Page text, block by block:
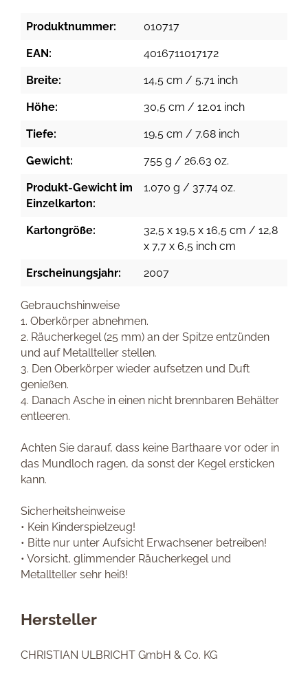
Produktnummer: 010717
EAN: 4016711017172
Breite: 14,5 cm / 5.71 inch
Höhe: 30,5 cm / 12.01 inch
Tiefe: 19,5 cm / 7.68 inch
Gewicht: 755 g / 26.63 oz.
Produkt-Gewicht im
Einzelkarton:
1.070 g / 37.74 oz.
Kartongröße:
32,5 x 19,5 x 16,5 cm / 12,8
x 7,7 x 6,5 inch cm
Erscheinungsjahr: 2007
Gebrauchshinweise
1. Oberkörper abnehmen.
2. Räucherkegel (25 mm) an der Spitze entzünden
und auf Metallteller stellen.
3. Den Oberkörper wieder aufsetzen und Duft
genießen.
4. Danach Asche in einen nicht brennbaren Behälter
entleeren.
Achten Sie darauf, dass keine Barthaare vor oder in
das Mundloch ragen, da sonst der Kegel ersticken
kann.
Sicherheitsheinweise
• Kein Kinderspielzeug!
• Bitte nur unter Aufsicht Erwachsener betreiben!
• Vorsicht, glimmender Räucherkegel und
Metallteller sehr heiß!
Hersteller
CHRISTIAN ULBRICHT GmbH & Co. KG